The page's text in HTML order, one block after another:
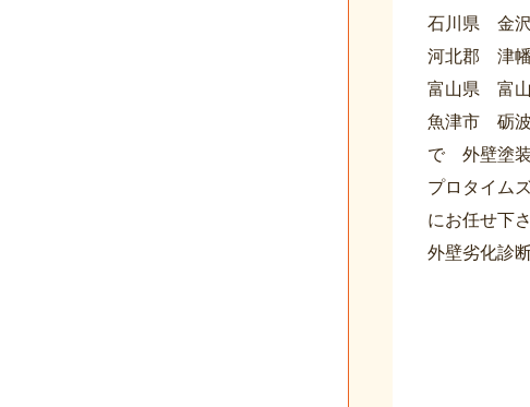
石川県 金
河北郡 津
富山県 富
魚津市 砺
で 外壁塗
プロタイム
にお任せ下
外壁劣化診